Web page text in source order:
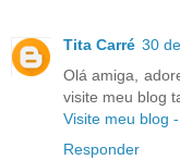
Tita Carré 30
Olá amiga,
visite meu blog
Visite meu blog
Responder